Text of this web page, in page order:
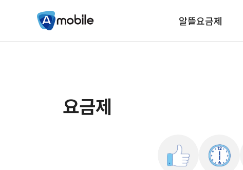
알뜰요금제
요금제